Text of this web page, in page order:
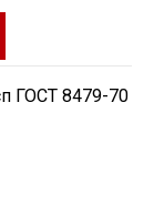
ГОСТ 8479-70